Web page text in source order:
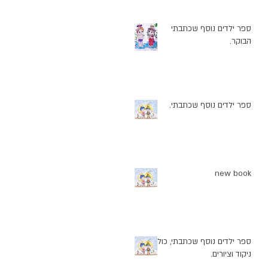
ספר ילדים נוסף שכתבתי
הבוקר.
ספר ילדים נוסף שכתבתי.
new book
ספר ילדים נוסף שכתבתי, כולל
ניקוד וציורים.